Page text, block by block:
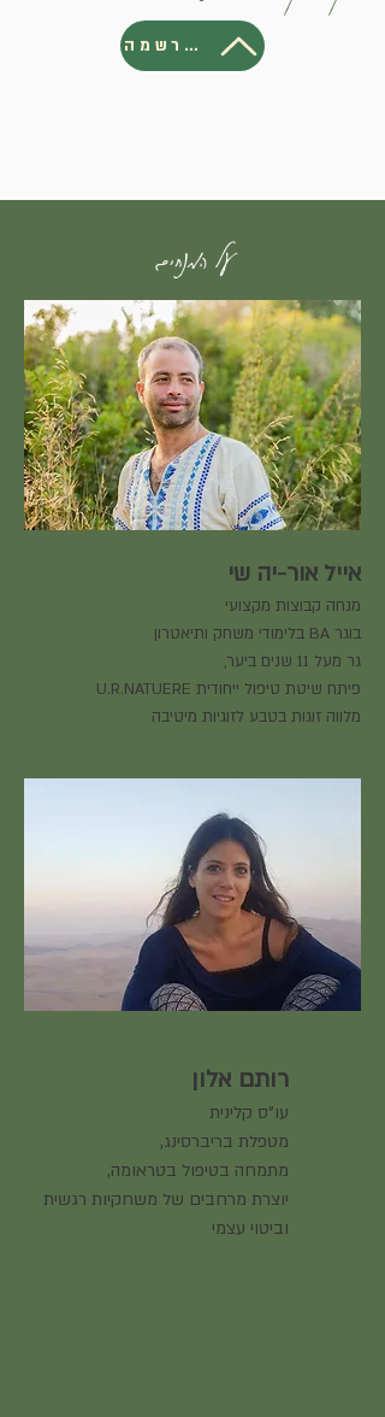
להרשמה
על המנחים
אייל אור-יה שי
מנחה קבוצות מקצועי
בוגר BA בלימודי משחק ותיאטרון
גר מעל 11 שנים ביער,
פיתח שיטת טיפול ייחודית U.R.NATUERE
מלווה זוגות בטבע לזוגיות מיטיבה
רותם אלון
עו"ס קלינית
מטפלת בריברסינג,
מתמחה בטיפול בטראומה,
יוצרת מרחבים של משחקיות רגשית
וביטוי עצמי